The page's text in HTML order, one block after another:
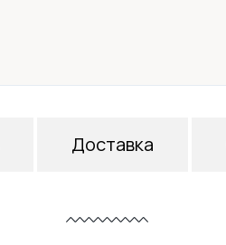
Доставка